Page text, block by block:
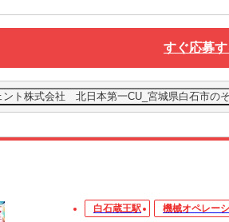
すぐ応募す
ント株式会社 北日本第一CU_宮城県白石市の
白石蔵王駅 機械オペレー